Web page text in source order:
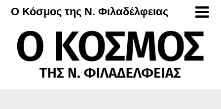
Μετάβαση
περιεχόμενο
Ο Κόσμος της Ν. Φιλαδέλφειας